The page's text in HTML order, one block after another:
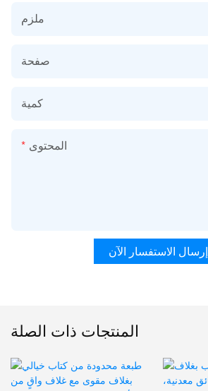
ملزم
صفحة
كمية
المحتوى
إرسال الاستفسار الآن
المنتجات ذات الصلة